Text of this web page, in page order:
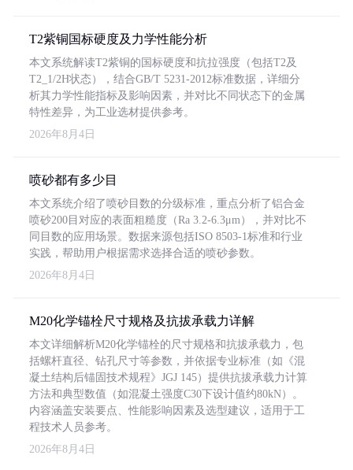
T2紫铜国标硬度及力学性能分析
本文系统解读T2紫铜的国标硬度和抗拉强度（包括T2及
T2_1/2H状态），结合GB/T 5231-2012标准数据，详细分
析其力学性能指标及影响因素，并对比不同状态下的金属
特性差异，为工业选材提供参考。
2026年8月4日
喷砂都有多少目
本文系统介绍了喷砂目数的分级标准，重点分析了铝合金
喷砂200目对应的表面粗糙度（Ra 3.2-6.3μm），并对比不
同目数的应用场景。数据来源包括ISO 8503-1标准和行业
实践，帮助用户根据需求选择合适的喷砂参数。
2026年8月4日
M20化学锚栓尺寸规格及抗拔承载力详解
本文详细解析M20化学锚栓的尺寸规格和抗拔承载力，包
括螺杆直径、钻孔尺寸等参数，并依据专业标准（如《混
凝土结构后锚固技术规程》JGJ 145）提供抗拔承载力计算
方法和典型数值（如混凝土强度C30下设计值约80kN）。
内容涵盖安装要点、性能影响因素及选型建议，适用于工
程技术人员参考。
2026年8月4日